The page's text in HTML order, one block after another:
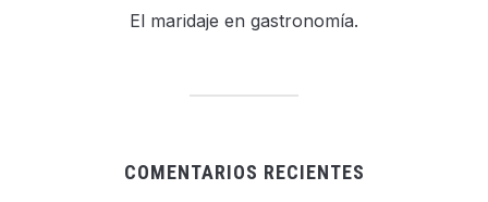
El maridaje en gastronomía.
COMENTARIOS RECIENTES